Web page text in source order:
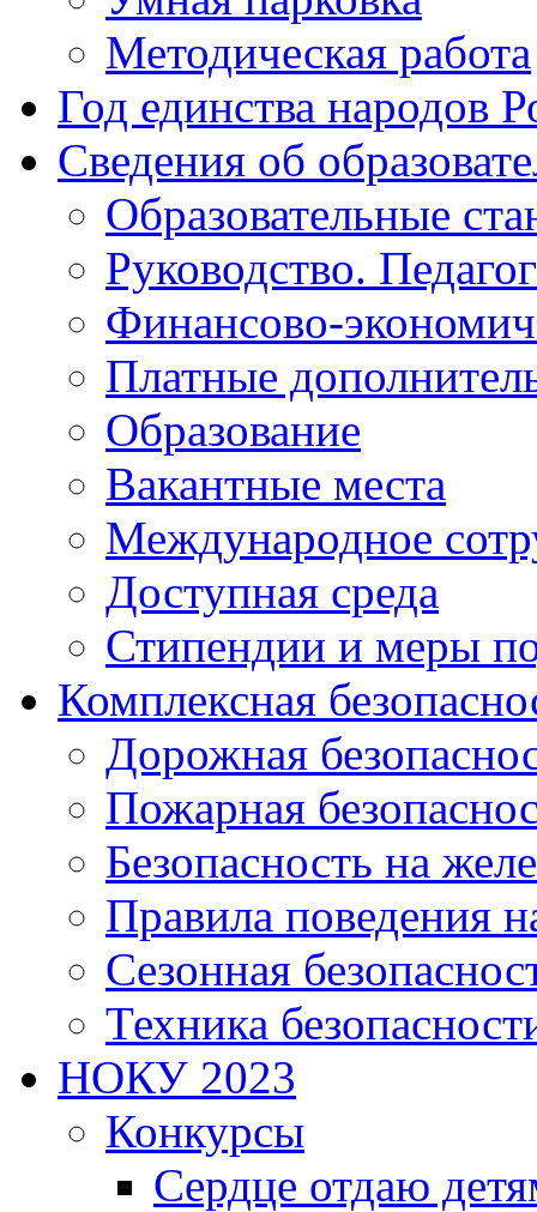
Методическая работа
Год единства народов
Сведения об
Образовательные
Руководство.
Финансово-
Платные
Образование
Вакантные места
Международное
Доступная среда
Стипендии и меры
Комплексная
Дорожная
Пожарная
Безопасность на
Правила поведения
Сезонная
Техника
НОКУ 2023
Конкурсы
Сердце отдаю